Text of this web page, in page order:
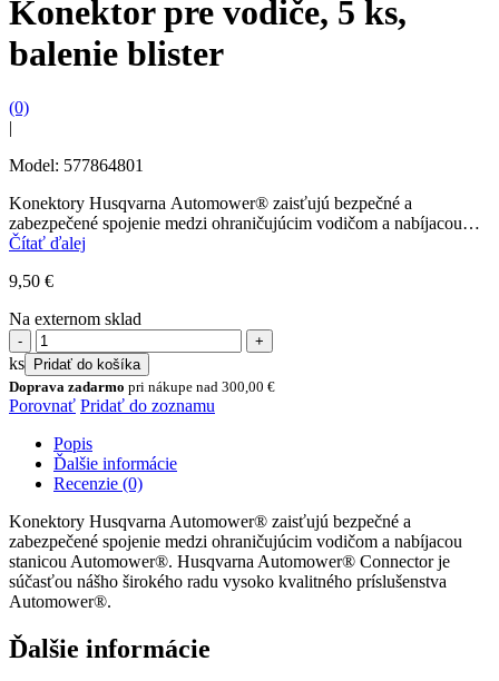
Konektor pre vodiče, 5 ks,
balenie blister
(0)
|
Model: 577864801
Konektory Husqvarna Automower® zaisťujú bezpečné a
zabezpečené spojenie medzi ohraničujúcim vodičom a nabíjacou
stanicou Automower®. Husqvarna Automower® Connector je
Čítať ďalej
9,50 €
Na externom sklad
množstvo
Konektor
pre
vodiče,
5
balenie
blister
ks
Pridať do košíka
Doprava zadarmo pri nákupe nad 300,00 €
Porovnať Pridať do zoznamu
Popis
Ďalšie informácie
Recenzie (0)
Konektory Husqvarna Automower® zaisťujú bezpečné a
zabezpečené spojenie medzi ohraničujúcim vodičom a nabíjacou
stanicou Automower®. Husqvarna Automower® Connector je
súčasťou nášho širokého radu vysoko kvalitného príslušenstva
Automower®.
Ďalšie informácie